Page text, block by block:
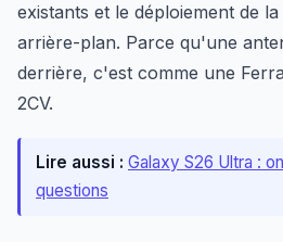
existants et le déploiement de
arrière-plan. Parce qu'une
derrière, c'est comme une
2CV.
Lire aussi : Galaxy S26 Ultra :
questions